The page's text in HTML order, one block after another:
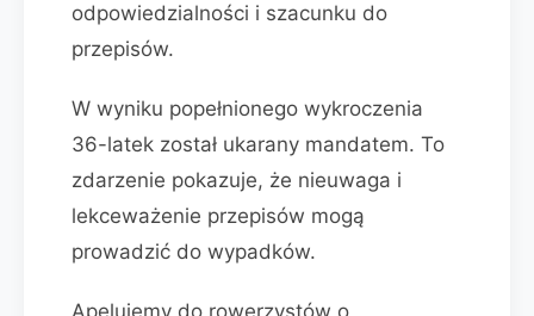
odpowiedzialności i szacunku do
przepisów.
W wyniku popełnionego wykroczenia
36-latek został ukarany mandatem. To
zdarzenie pokazuje, że nieuwaga i
lekceważenie przepisów mogą
prowadzić do wypadków.
Apelujemy do rowerzystów o